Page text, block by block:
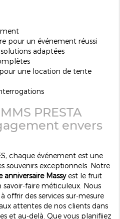
pour un événement réussi
adaptées
une location de tente
PRESTA
envers
chaque événement est une
souvenirs exceptionnels. Notre
Massyest le fruit
faire méticuleux. Nous
des services sur-mesure
attentes de nos clients dans
et au-delà. Que vous planifiiez